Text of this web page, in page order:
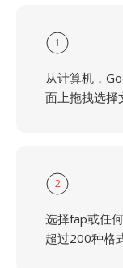
1
从计算机，
面上拖拽选择
2
选择fap或任
超过200种格